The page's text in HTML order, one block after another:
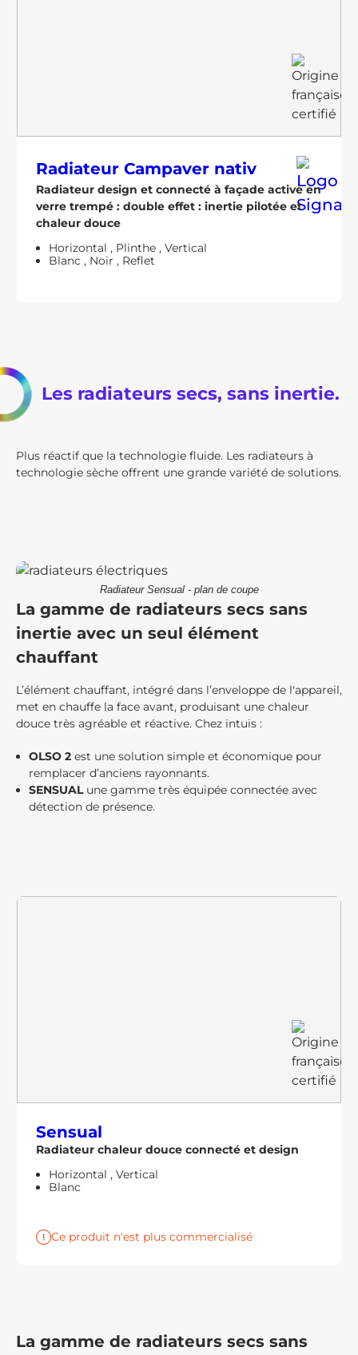
Radiateur Campaver nativ
Radiateur design et connecté à façade active en
verre trempé : double effet : inertie pilotée et
chaleur douce
Horizontal , Plinthe , Vertical
Blanc , Noir , Reflet
Les radiateurs secs, sans inertie.
Plus réactif que la technologie fluide. Les radiateurs à
technologie sèche offrent une grande variété de solutions.
Radiateur Sensual - plan de coupe
La gamme de radiateurs secs sans
inertie avec un seul élément
chauffant
L’élément chauffant, intégré dans l’enveloppe de l'appareil,
met en chauffe la face avant, produisant une chaleur
douce très agréable et réactive. Chez intuis :
OLSO 2 est une solution simple et économique pour
remplacer d’anciens rayonnants.
SENSUALune gamme très équipée connectée avec
détection de présence.
Sensual
Radiateur chaleur douce connecté et design
Horizontal , Vertical
Blanc
Ce produit n'est plus commercialisé
La gamme de radiateurs secs sans